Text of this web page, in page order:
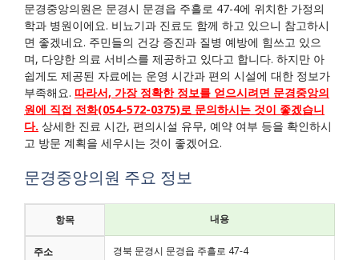
문경중앙의원은 문경시 문경읍 주흘로 47-4에 위치한 가정의
학과 병원이에요. 비뇨기과 진료도 함께 하고 있으니 참고하시
면 좋겠네요. 주민들의 건강 증진과 질병 예방에 힘쓰고 있으
며, 다양한 의료 서비스를 제공하고 있다고 합니다. 하지만 아
쉽게도 제공된 자료에는 운영 시간과 편의 시설에 대한 정보가
부족해요. 따라서, 가장 정확한 정보를 얻으시려면 문경중앙의
원에 직접 전화(054-572-0375)로 문의하시는 것이 좋겠습니
다. 상세한 진료 시간, 편의시설 유무, 예약 여부 등을 확인하시
고 방문 계획을 세우시는 것이 좋겠어요.
문경중앙의원 주요 정보
항목 내용
주소 경북 문경시 문경읍 주흘로 47-4